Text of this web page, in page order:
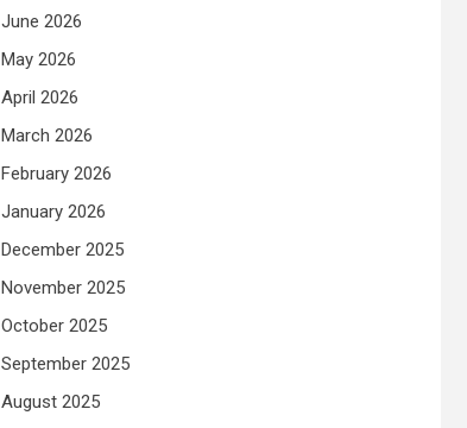
June 2026
May 2026
April 2026
March 2026
February 2026
January 2026
December 2025
November 2025
October 2025
September 2025
August 2025